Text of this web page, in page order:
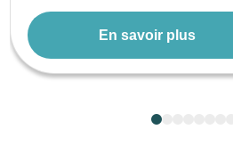
En savoir plus